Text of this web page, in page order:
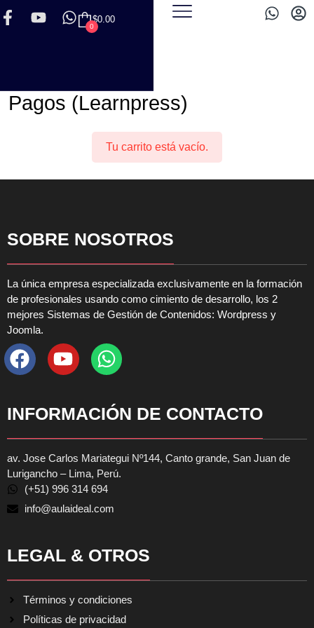
$0.00
0
Pagos (Learnpress)
Tu carrito está vacío.
SOBRE NOSOTROS
La única empresa especializada exclusivamente en la formación
de profesionales usando como cimiento de desarrollo, los 2
mejores Sistemas de Gestión de Contenidos: Wordpress y
Joomla.
INFORMACIÓN DE CONTACTO
av. Jose Carlos Mariategui Nº144, Canto grande, San Juan de
Lurigancho – Lima, Perú.
(+51) 996 314 694
info@aulaideal.com
LEGAL & OTROS
Términos y condiciones
Políticas de privacidad